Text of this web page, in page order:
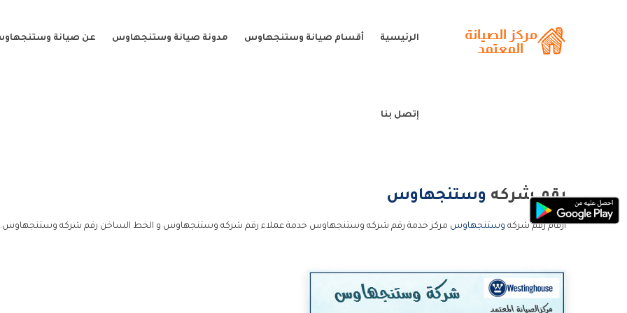
الرئيسية أقسام صيانة وستنجهاوس مدونة صيانة وستنجهاوس عن صيانة
إتصل بنا
رقم شركه وستنجهاوس
ارقام رقم شركه وستنجهاوس مركز خدمة رقم شركه وستنجهاوس خدمة عملاء رقم شركه وستنجهاوس و الخط الساخن رقم شركه وستنجهاوس.